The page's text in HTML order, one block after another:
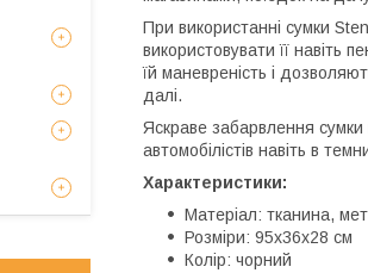
При використанні сумки
використовувати її навіть
їй маневреність і
далі.
Яскраве забарвлення сумки
автомобілістів навіть в
Характеристики:
Матеріал: тканина,
Розміри: 95х36х28 см
Колір: чорний